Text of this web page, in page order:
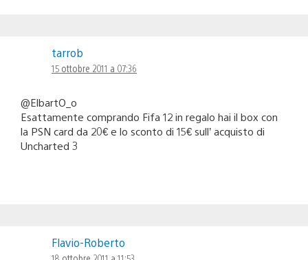
tarrob
15 ottobre 2011 a 07:36
@ElbartO_o
Esattamente comprando Fifa 12 in regalo hai il box con
la PSN card da 20€ e lo sconto di 15€ sull’ acquisto di
Uncharted 3
Flavio-Roberto